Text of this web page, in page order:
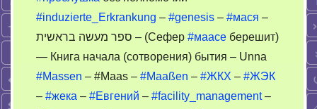
людьми
#induzierte_Erkrankung – #genesis – #мася –
ספר מעשה בראשית – (Сефер #маасе берешит)
— Книга начала (сотворения) бытия – Unna
#Massen – #Maas – #Maaßen – #ЖКХ – #ЖЭК
– #жека – #Евгений – #facility_management–